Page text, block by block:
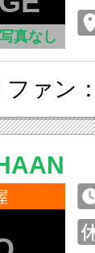
写真なし
ファン